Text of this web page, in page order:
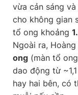
vừa cản sáng
cho không gian
tổ ong khoảng
Ngoài ra,
ong (màn tổ
dao động từ
hay hai bên, có